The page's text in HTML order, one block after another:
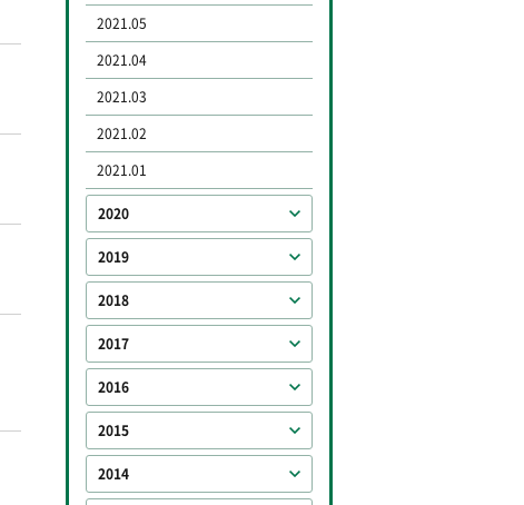
2021.05
2021.04
2021.03
2021.02
2021.01
2020
2019
2018
2017
2016
2015
2014